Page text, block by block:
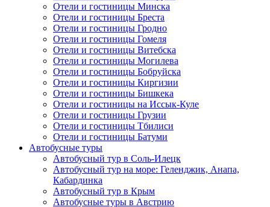
Отели и гостиницы Минска
Отели и гостиницы Бреста
Отели и гостиницы Гродно
Отели и гостиницы Гомеля
Отели и гостиницы Витебска
Отели и гостиницы Могилева
Отели и гостиницы Бобруйска
Отели и гостиницы Киргизии
Отели и гостиницы Бишкека
Отели и гостиницы на Иссык-Куле
Отели и гостиницы Грузии
Отели и гостиницы Тбилиси
Отели и гостиницы Батуми
Автобусные туры
Автобусный тур в Соль-Илецк
Автобусный тур на море: Геленджик, Анапа,
Кабардинка
Автобусный тур в Крым
Автобусные туры в Австрию